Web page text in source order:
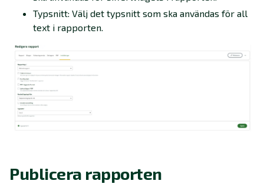
Typsnitt: Välj det typsnitt som ska användas för all
text i rapporten.
Publicera rapporten